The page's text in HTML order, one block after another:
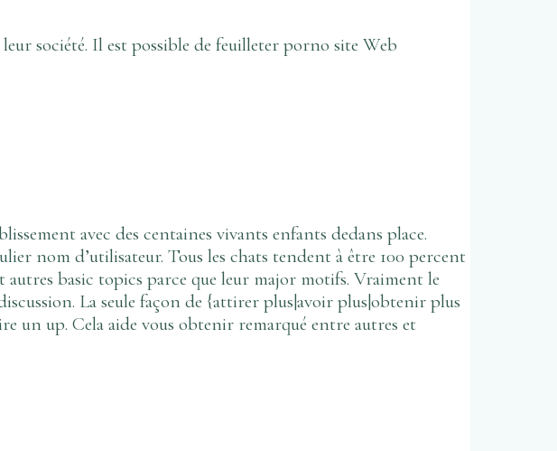
société. Il est possible de feuilleter porno site Web
avec des centaines vivants enfants dedans place.
nom d’utilisateur. Tous les chats tendent à être 100 percent
basic topics parce que leur major motifs. Vraiment le
La seule façon de {attirer plus|avoir plus|obtenir plus
un up. Cela aide vous obtenir remarqué entre autres et